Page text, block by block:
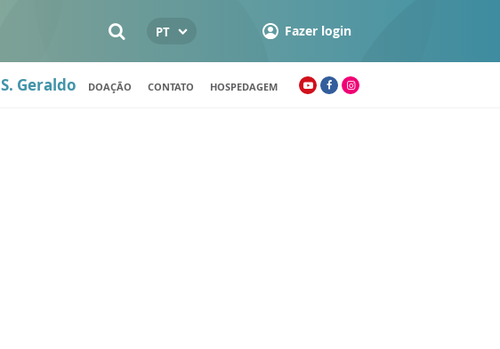
PT Fazer login
S. Geraldo DOAÇÃO CONTATO HOSPEDAGEM